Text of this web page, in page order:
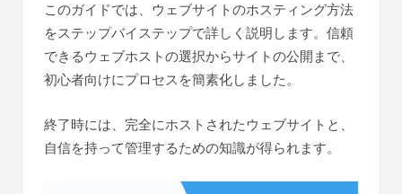
このガイドでは、ウェブサイトのホスティング方法
をステップバイステップで詳しく説明します。信頼
できるウェブホストの選択からサイトの公開まで、
初心者向けにプロセスを簡素化しました。
終了時には、完全にホストされたウェブサイトと、
自信を持って管理するための知識が得られます。